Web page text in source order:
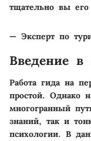
тщательно вы его
— Эксперт по
Введение в
Работа гида на
простой. Однако
многогранный
знаний, так и
психологии. В